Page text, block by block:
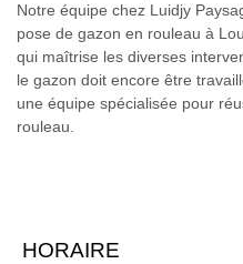
Notre équipe chez Luidjy
pose de gazon en rouleau à
qui maîtrise les diverses
le gazon doit encore être
une équipe spécialisée pour
rouleau.
HORAIRE